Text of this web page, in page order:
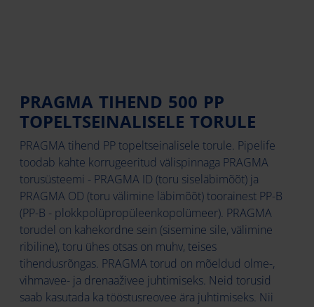
PRAGMA TIHEND 500 PP
TOPELTSEINALISELE TORULE
PRAGMA tihend PP topeltseinalisele torule. Pipelife
toodab kahte korrugeeritud välispinnaga PRAGMA
torusüsteemi - PRAGMA ID (toru siseläbimõõt) ja
PRAGMA OD (toru välimine läbimõõt) toorainest PP-B
(PP-B - plokkpolüpropüleenkopolümeer). PRAGMA
torudel on kahekordne sein (sisemine sile, välimine
ribiline), toru ühes otsas on muhv, teises
tihendusrõngas. PRAGMA torud on mõeldud olme-,
vihmavee- ja drenaaživee juhtimiseks. Neid torusid
saab kasutada ka tööstusreovee ära juhtimiseks. Nii